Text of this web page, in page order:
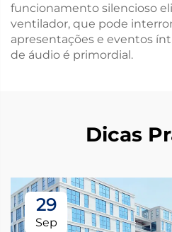
funcionamento silencioso
ventilador, que pode
apresentações e eventos
de áudio é primordial.
Dicas
29
Sep